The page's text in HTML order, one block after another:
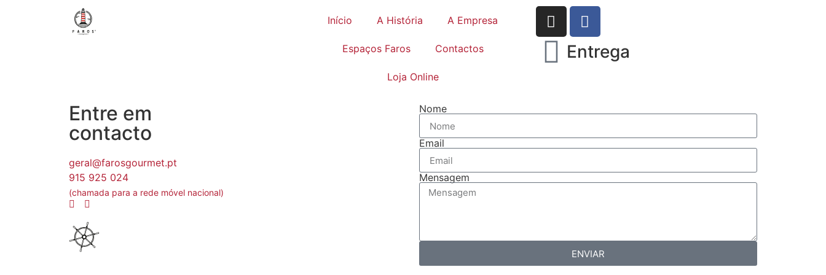
Início A História A Empresa
Espaços Faros Contactos
Loja Online
Entrega
Entre em
contacto
geral@farosgourmet.pt
915 925 024
(chamada para a rede móvel nacional)
Nome
Email
Mensagem
ENVIAR